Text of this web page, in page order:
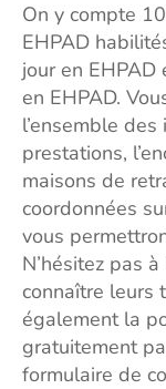
On y compte
EHPAD
jour en
en EHPAD.
l’ensemble
prestations,
maisons de
coordonnées
vous
N’hésitez pas
connaître leurs
également la
gratuitement
formulaire de